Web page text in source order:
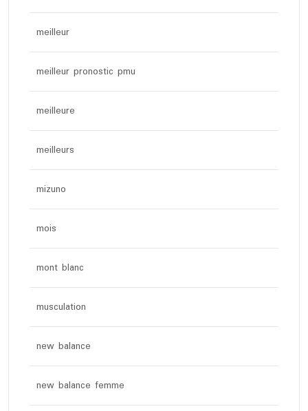
meilleur
meilleur pronostic pmu
meilleure
meilleurs
mizuno
mois
mont blanc
musculation
new balance
new balance femme